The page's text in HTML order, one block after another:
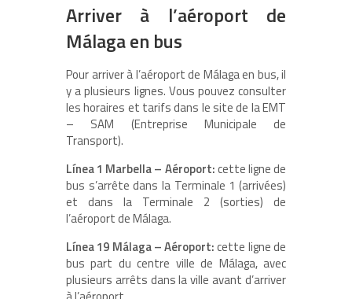
Arriver à l’aéroport de
Málaga en bus
Pour arriver à l’aéroport de Málaga en bus, il
y a plusieurs lignes. Vous pouvez consulter
les horaires et tarifs dans le site de la EMT
– SAM (Entreprise Municipale de
Transport).
Línea 1 Marbella – Aéroport:cette ligne de
bus s’arrête dans la Terminale 1 (arrivées)
et dans la Terminale 2 (sorties) de
l’aéroport de Málaga.
Línea 19 Málaga – Aéroport:cette ligne de
bus part du centre ville de Málaga, avec
plusieurs arrêts dans la ville avant d’arriver